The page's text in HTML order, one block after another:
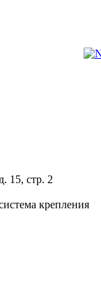
15, стр. 2
крепления